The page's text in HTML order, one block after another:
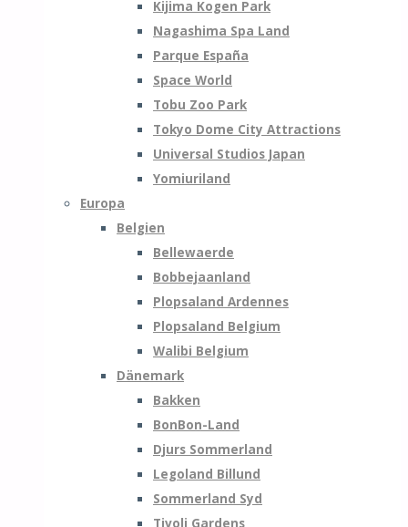
Kijima Kogen Park
Nagashima Spa Land
Parque España
Space World
Tobu Zoo Park
Tokyo Dome City Attractions
Universal Studios Japan
Yomiuriland
Europa
Belgien
Bellewaerde
Bobbejaanland
Plopsaland Ardennes
Plopsaland Belgium
Walibi Belgium
Dänemark
Bakken
BonBon-Land
Djurs Sommerland
Legoland Billund
Sommerland Syd
Tivoli Gardens